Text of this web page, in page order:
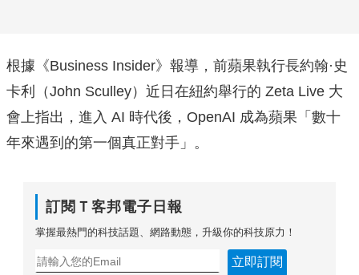
根據《Business Insider》報導，前蘋果執行長約翰·史
卡利（John Sculley）近日在紐約舉行的 Zeta Live 大
會上指出，進入 AI 時代後，OpenAI 成為蘋果「數十
年來遇到的第一個真正對手」。
訂閱Ｔ客邦電子日報
掌握最熱門的科技話題、網路動態，升級你的科技原力！
立即訂閱